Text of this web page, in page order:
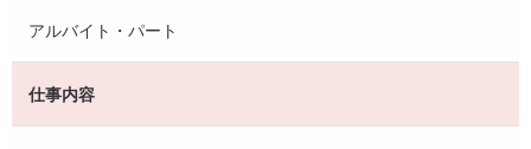
アルバイト・パート
仕事内容